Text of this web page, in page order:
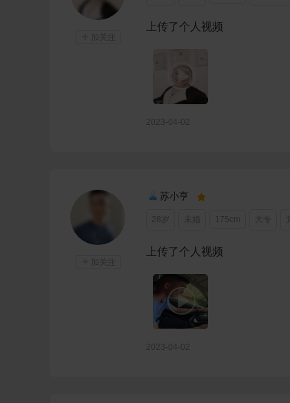
 加关注
上传了个人视频

2023-04-02
 加关注
苏小亨 
28岁 175cm 大专
上传了个人视频

2023-04-02